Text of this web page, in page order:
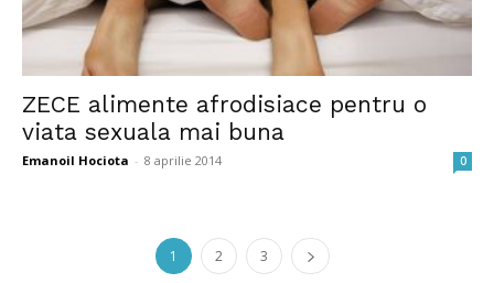
ZECE alimente afrodisiace pentru o
viata sexuala mai buna
Emanoil Hociota - 8 aprilie 2014 0
1 2 3